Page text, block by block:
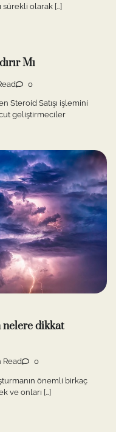
sürekli olarak […]
Mı
0
Steroid Satışı işlemini
geliştirmeciler
nelere dikkat
Read 0
önemli birkaç
ve onları […]